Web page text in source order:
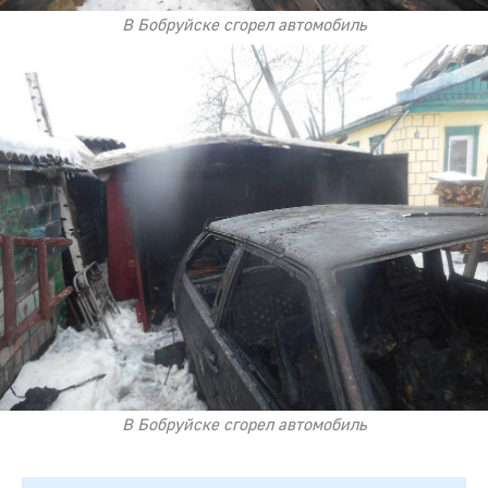
В Бобруйске сгорел автомобиль
В Бобруйске сгорел автомобиль